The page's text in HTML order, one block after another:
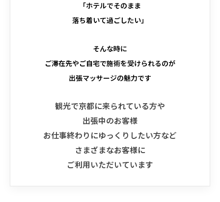
「ホテルでそのまま
落ち着いて過ごしたい」
そんな時に
ご滞在先やご自宅で施術を受けられるのが
出張マッサージの魅力です
観光で京都に来られている方や
出張中のお客様
お仕事終わりにゆっくりしたい方など
さまざまなお客様に
ご利用いただいています